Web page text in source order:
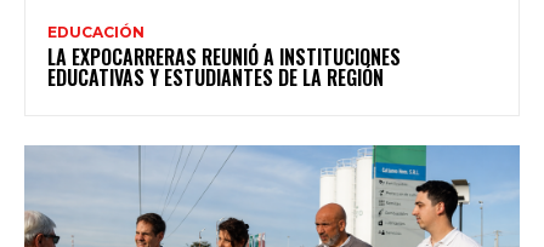
EDUCACIÓN
LA EXPOCARRERAS REUNIÓ A INSTITUCIONES
EDUCATIVAS Y ESTUDIANTES DE LA REGIÓN